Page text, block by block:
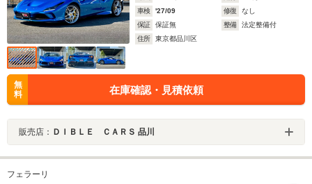
車検
'27/09 修復
なし
保証
保証無 整備
法定整備付
住所
東京都品川区
無
料
在庫確認・見積依頼
販売店： ＤＩＢＬＥ ＣＡＲＳ 品川
フェラーリ